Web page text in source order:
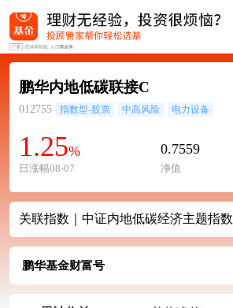
鹏华内地低碳联接C
012755 指数型-股票 中高风险 电力设备
1.25%
日涨幅08-07
0.7559
净值
关联指数｜中证内地低碳经济主题指数
鹏华基金财富号